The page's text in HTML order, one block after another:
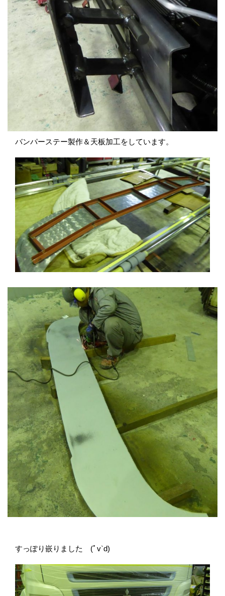
バンパーステー製作＆天板加工をしています。
すっぽり嵌りました (ﾟv`d)